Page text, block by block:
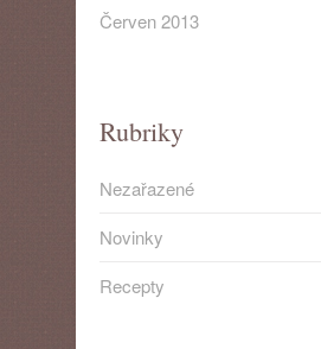
Červen 2013
Rubriky
Nezařazené
Novinky
Recepty